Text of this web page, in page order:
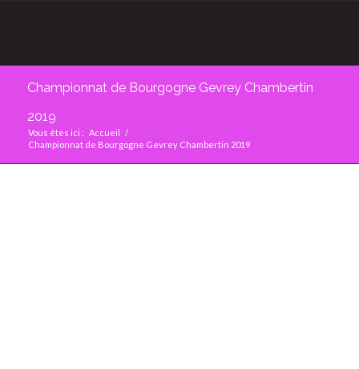
Championnat de Bourgogne Gevrey Chambertin
2019
Vous êtes ici : Accueil /
Championnat de Bourgogne Gevrey Chambertin 2019